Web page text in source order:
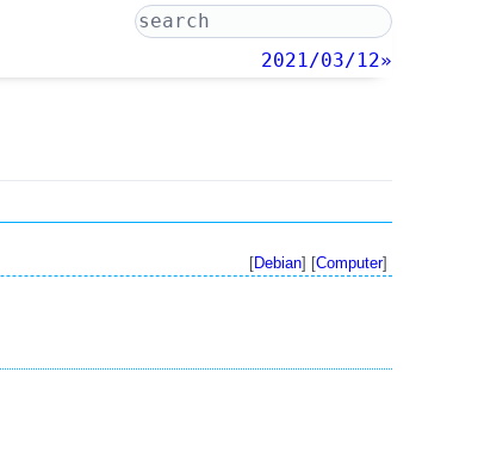
2021/03/12»
[Debian] [Computer]